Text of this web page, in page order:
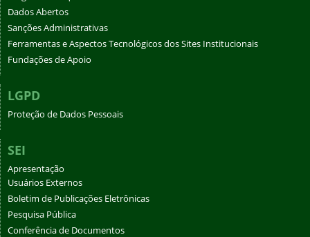
Dados Abertos
Sanções Administrativas
Ferramentas e Aspectos Tecnológicos dos Sites Institucionais
Fundações de Apoio
LGPD
Proteção de Dados Pessoais
SEI
Apresentação
Usuários Externos
Boletim de Publicações Eletrônicas
Pesquisa Pública
Conferência de Documentos